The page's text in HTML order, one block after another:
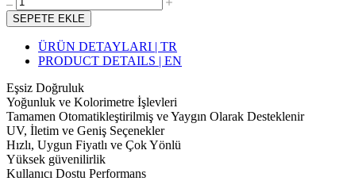
SEPETE EKLE
ÜRÜN DETAYLARI | TR
PRODUCT DETAILS | EN
Eşsiz Doğruluk
Yoğunluk ve Kolorimetre İşlevleri
Tamamen Otomatikleştirilmiş ve Yaygın Olarak Desteklenir
UV, İletim ve Geniş Seçenekler
Hızlı, Uygun Fiyatlı ve Çok Yönlü
Yüksek güvenilirlik
Kullanıcı Dostu Performans